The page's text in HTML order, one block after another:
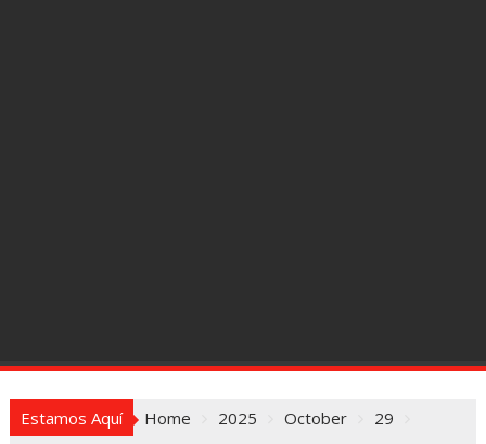
Estamos Aquí Home 2025 October
29